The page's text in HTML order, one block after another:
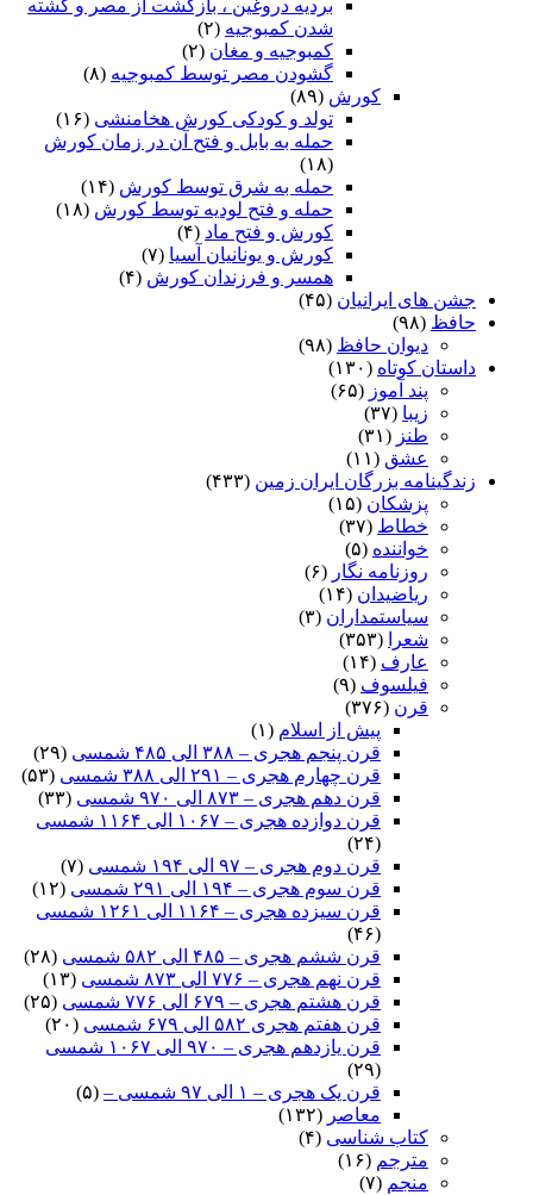
بردیه دروغین ، بازگشت از مصر و کشته
شدن کمبوجیه (۲)
کمبوجیه و مغان (۲)
گشودن مصر توسط کمبوجیه (۸)
کورش (۸۹)
تولد و کودکی کورش هخامنشی (۱۶)
حمله به بابل و فتح آن در زمان کورش
(۱۸)
حمله به شرق توسط کورش (۱۴)
حمله و فتح لودیه توسط کورش (۱۸)
کورش و فتح ماد (۴)
کورش و یونانیان آسیا (۷)
همسر و فرزندان کورش (۴)
جشن های ایرانیان (۴۵)
حافظ (۹۸)
دیوان حافظ (۹۸)
داستان کوتاه (۱۳۰)
پند آموز (۶۵)
زیبا (۳۷)
طنز (۳۱)
عشق (۱۱)
زندگینامه بزرگان ایران زمین (۴۳۳)
پزشکان (۱۵)
خطاط (۳۷)
خواننده (۵)
روزنامه نگار (۶)
ریاضیدان (۱۴)
سیاستمداران (۳)
شعرا
(۳۵۳)
عارف (۱۴)
فیلسوف (۹)
قرن (۳۷۶)
پیش از اسلام (۱)
قرن پنجم هجری – ۳۸۸ الی ۴۸۵ شمسی
(۲۹)
قرن چهارم هجری – ۲۹۱ الی ۳۸۸ شمسی
(۵۳)
قرن دهم هجری – ۸۷۳ الی ۹۷۰ شمسی
(۳۳)
قرن دوازده هجری – ۱۰۶۷ الی ۱۱۶۴ شمسی
(۲۴)
قرن دوم هجری – ۹۷ الی ۱۹۴ شمسی
(۷)
قرن سوم هجری – ۱۹۴ الی ۲۹۱ شمسی
(۱۲)
قرن سیزده هجری – ۱۱۶۴ الی ۱۲۶۱ شمسی
(۴۶)
قرن ششم هجری – ۴۸۵ الی ۵۸۲ شمسی
(۲۸)
قرن نهم هجری – ۷۷۶ الی ۸۷۳ شمسی
(۱۳)
قرن هشتم هجری – ۶۷۹ الی ۷۷۶ شمسی
(۲۵)
قرن هفتم هجری ۵۸۲ الی ۶۷۹ شمسی
(۲۰)
قرن یازدهم هجری – ۹۷۰ الی ۱۰۶۷ شمسی
(۲۹)
قرن یک هجری – ۱ الی ۹۷ شمسی –
(۵)
معاصر (۱۳۲)
کتاب شناسی (۴)
مترجم (۱۶)
منجم (۷)